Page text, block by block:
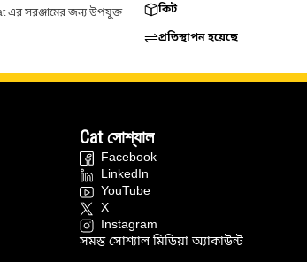
এর সরঞ্জামের জন্য উপযুক্ত
কিট
প্রতিস্থাপন হয়েছে
Cat সোশ্যাল
Facebook
LinkedIn
YouTube
X
Instagram
সমস্ত সোশ্যাল মিডিয়া অ্যাকাউন্ট